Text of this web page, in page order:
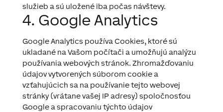
služieb a sú uložené iba počas návštevy.
4. Google Analytics
Google Analytics používa Cookies, ktoré sú
ukladané na Vašom počítači a umožňujú analýzu
používania webových stránok. Zhromažďovaniu
údajov vytvorených súborom cookie a
vzťahujúcich sa na používanie tejto webovej
stránky (vrátane vašej IP adresy) spoločnosťou
Google a spracovaniu týchto údajov